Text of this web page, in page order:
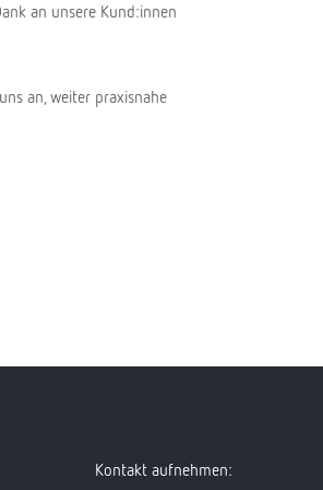
an unsere Kund:innen
an, weiter praxisnahe
Kontakt aufnehmen: